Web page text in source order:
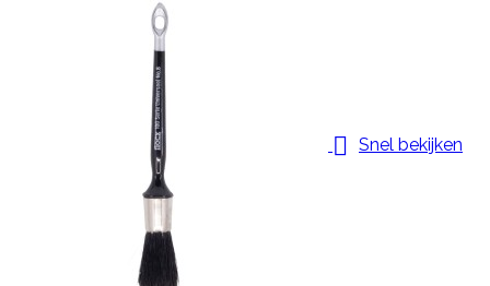
 Snel bekijken